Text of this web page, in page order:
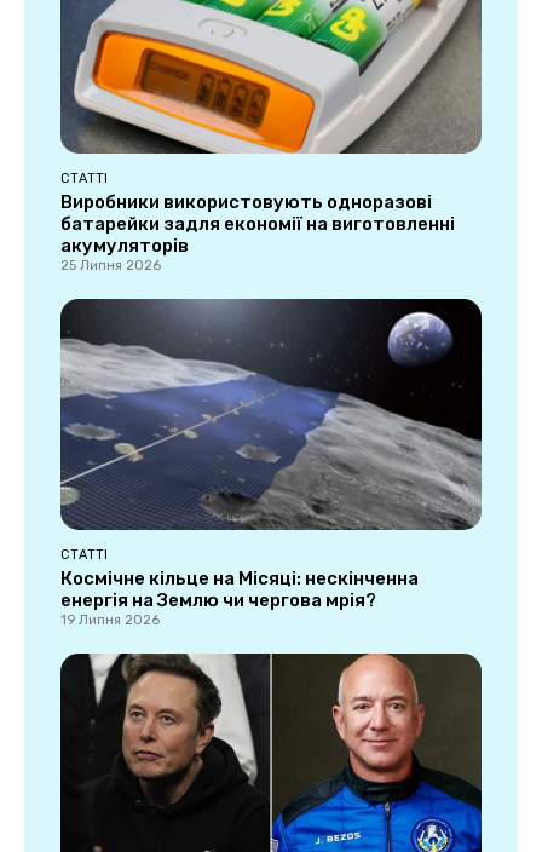
СТАТТІ
Виробники використовують одноразові
батарейки задля економії на виготовленні
акумуляторів
25 Липня 2026
СТАТТІ
Космічне кільце на Місяці: нескінченна
енергія на Землю чи чергова мрія?
19 Липня 2026